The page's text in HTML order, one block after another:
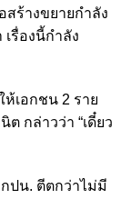
สร้างขยายกำลัง
รื่องนี้กำลัง
เอกชน 2 ราย
กล่าวว่า “เดี๋ยว
ปน. ตีตกว่าไม่มี